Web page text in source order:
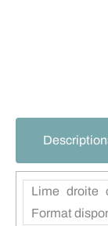
Lime droite
Format